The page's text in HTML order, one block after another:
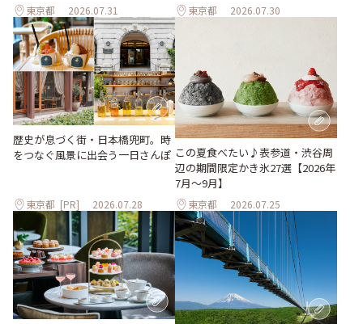
東京都 2026.07.31 東京都 2026.07.30
歴史が息づく街・日本橋兜町。時
をつなぐ風景に出会う一日さんぽ
東京都 [PR] 2026.07.28
この夏食べたい♪表参道・渋谷周
辺の期間限定かき氷27選【2026年
7月～9月】
東京都 2026.07.25